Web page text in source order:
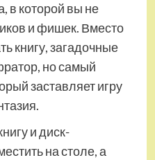
в которой вы не
и фишек. Вместо
книгу, загадочные
но самый
заставляет игру
и диск-
на столе, а